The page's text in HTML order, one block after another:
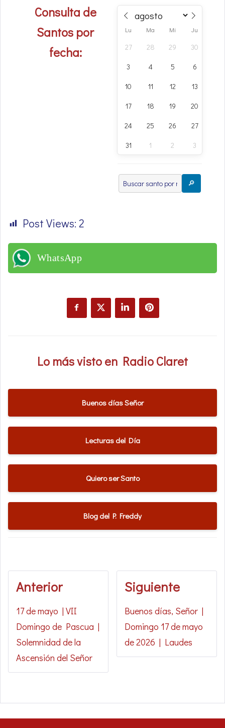
Consulta de
Santos por
fecha:
Lu Ma Mi Ju
27 28 29 30
3 4 5 6
10 11 12 13
17 18 19 20
24 25 26 27
31 1 2 3
🔎
Post Views: 2
WhatsApp
Lo más visto en Radio Claret
Buenos días Señor
Lecturas del Día
Quiero ser Santo
Blog del P. Freddy
Anterior
17 de mayo | VII
Domingo de Pascua |
Solemnidad de la
Ascensión del Señor
Siguiente
Buenos días, Señor |
Domingo 17 de mayo
de 2026 | Laudes